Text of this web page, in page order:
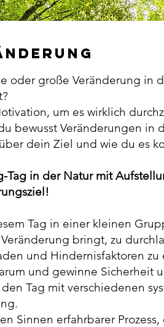
oder große Veränderung
um es wirklich
bewusst Veränderungen in
dein Ziel und wie du es
Tag in der Natur mit
Tag in einer kleinen
bringt, zu
und Hindernisfaktoren
und gewinne Sicherheit
Tag mit verschiedenen
Sinnen erfahrbarer